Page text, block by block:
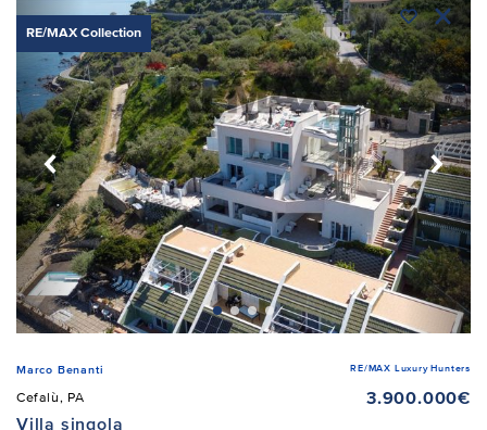
RE/MAX Collection
Marco Benanti RE/MAX Luxury Hunters
Cefalù, PA
3.900.000€
Villa singola